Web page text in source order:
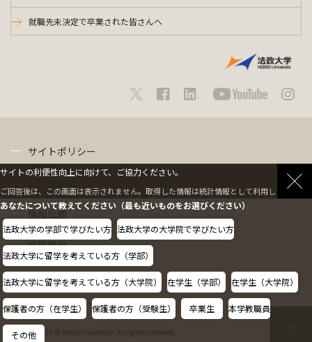
就職先未決定で卒業された皆さんへ
サイトポリシー
情報公開
採用情報
教職員の方へ
Copyright © Hosei University. All rights reserved.
サイトの利便性向上に向けて、ご協力ください。
ご回答後は、この画面は表示されません。取得した情報は統計情報として利用します。
あなたについて教えてください（最も近いものをお選びください）
法政大学の学部で学びたい方 法政大学の大学院で学びたい方
法政大学に留学を考えている方（学部）
法政大学に留学を考えている方（大学院） 在学生（学部） 在学生（大学院）
保護者の方（在学生） 保護者の方（受験生） 卒業生 本学教職員
その他